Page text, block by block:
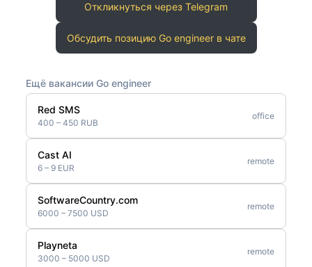
Откликнуться через Telegram
Обсудить позицию Go engineer в чате
Ещё вакансии Go engineer
Red SMS
400 – 450 RUB
office
Cast AI
6 – 9 EUR
remote
SoftwareCountry.com
6000 – 7500 USD
remote
Playneta
3000 – 5000 USD
remote